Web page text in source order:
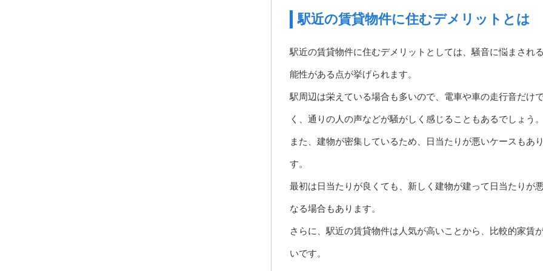
駅近の賃貸物件に住むデメリットとは
駅近の賃貸物件に住むデメリットとしては、騒音に悩まされ
能性がある点が挙げられます。
駅周辺は栄えている場合も多いので、電車や車の走行音だけ
く、通りの人の声などが騒がしく感じることもあるでしょう。
また、建物が密集しているため、日当たりが悪いケースもあ
す。
最初は日当たりが良くても、新しく建物が建って日当たりが悪
なる場合もあります。
さらに、駅近の賃貸物件は人気が高いことから、比較的家賃
いです。